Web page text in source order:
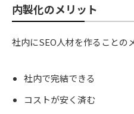
内製化のメリット
社内にSEO人材を作ることの
社内で完結できる
コストが安く済む